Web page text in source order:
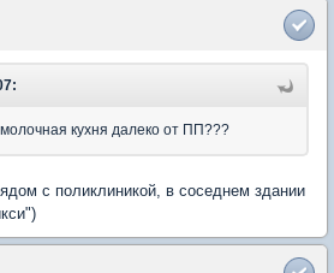
кухня далеко от ПП???
с поликлиникой, в соседнем здании